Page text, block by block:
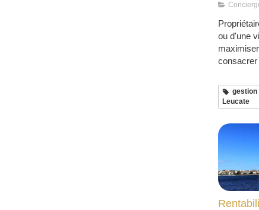
ou d'une
consacrer
gestion
Leucate